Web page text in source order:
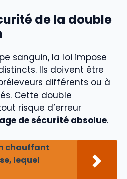
de la double
sanguin, la loi impose
Ils doivent être
différents ou à
Cette double
risque d’erreur
de sécurité absolue.
chauffant
lequel